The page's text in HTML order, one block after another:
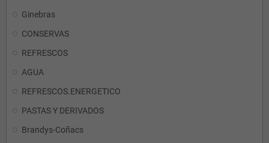
Ginebras
CONSERVAS
REFRESCOS
AGUA
REFRESCOS.ENERGETICO
PASTAS Y DERIVADOS
Brandys-Coñacs